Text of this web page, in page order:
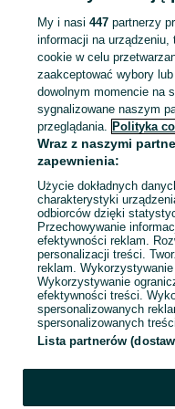
KATEGORIA
ID:967590397
My i nasi447 partnerzy
informacji na
cookie w celu
zaakceptować wybory
dowolnym momencie na
sygnalizowane naszym
przeglądania. Polityka
Wraz z naszymi
zapewnienia:
Użycie dokładnych
charakterystyki
odbiorców dzięki
Przechowywanie
efektywności reklam.
personalizacji treści.
reklam.
Wykorzystywanie
efektywności treści.
spersonalizowanych
spersonalizowanych
Lista partnerów